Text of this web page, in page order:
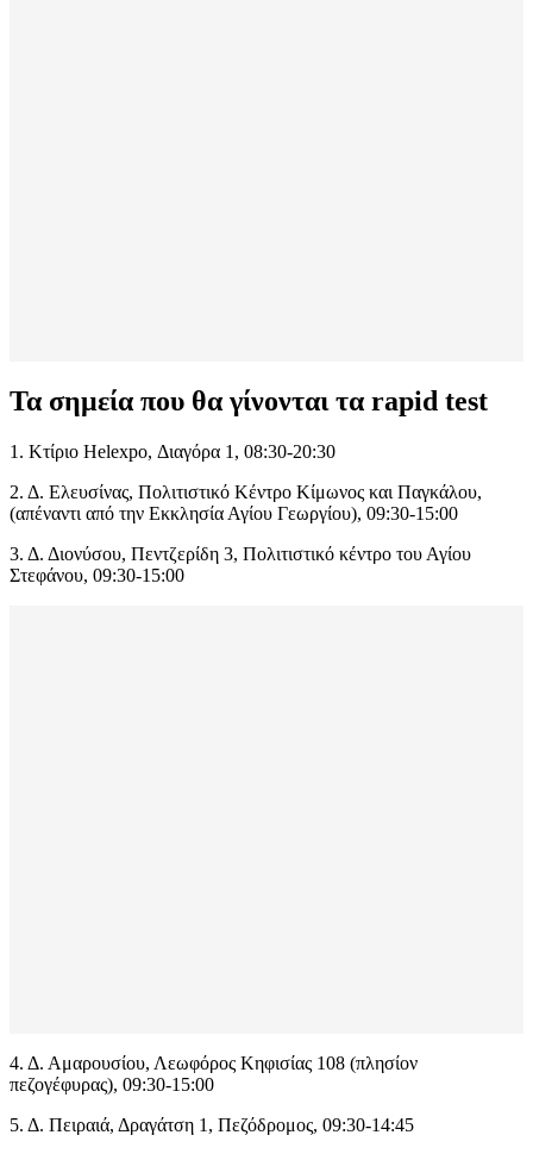
Τα σημεία που θα γίνονται τα rapid test
1. Κτίριο Helexpo, Διαγόρα 1, 08:30-20:30
2. Δ. Ελευσίνας, Πολιτιστικό Κέντρο Κίμωνος και Παγκάλου,
(απέναντι από την Εκκλησία Αγίου Γεωργίου), 09:30-15:00
3. Δ. Διονύσου, Πεντζερίδη 3, Πολιτιστικό κέντρο του Αγίου
Στεφάνου, 09:30-15:00
4. Δ. Αμαρουσίου, Λεωφόρος Κηφισίας 108 (πλησίον
πεζογέφυρας), 09:30-15:00
5. Δ. Πειραιά, Δραγάτση 1, Πεζόδρομος, 09:30-14:45